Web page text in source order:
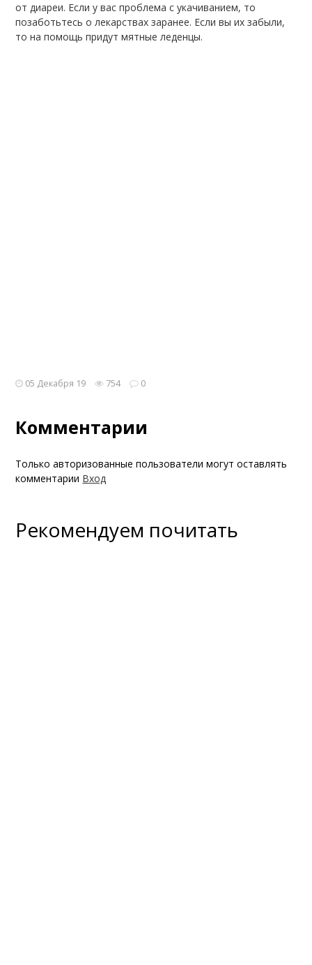
от диареи. Если у вас проблема с укачиванием, то
позаботьтесь о лекарствах заранее. Если вы их забыли,
то на помощь придут мятные леденцы.
05 Декабря 19 754 0
Комментарии
Только авторизованные пользователи могут оставлять
комментарии Вход
Рекомендуем почитать